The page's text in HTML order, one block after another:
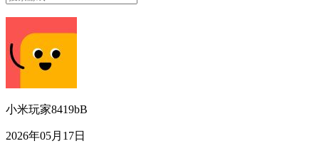
小米玩家8419bB
2026年05月17日